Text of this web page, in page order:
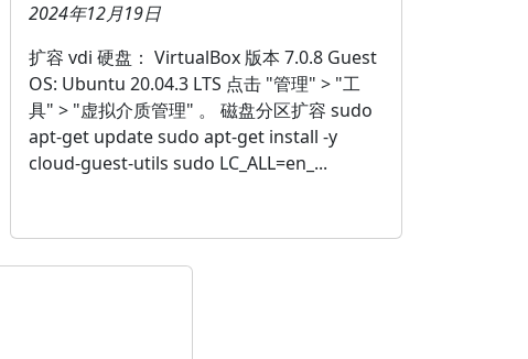
2024年12月19日
扩容 vdi 硬盘： VirtualBox 版本 7.0.8 Guest
OS: Ubuntu 20.04.3 LTS 点击 "管理" > "工
具" > "虚拟介质管理" 。 磁盘分区扩容 sudo
apt-get update sudo apt-get install -y
cloud-guest-utils sudo LC_ALL=en_...